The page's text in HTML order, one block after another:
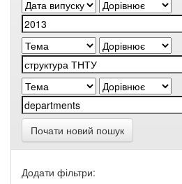
Почати новий пошук
Додати фільтри: